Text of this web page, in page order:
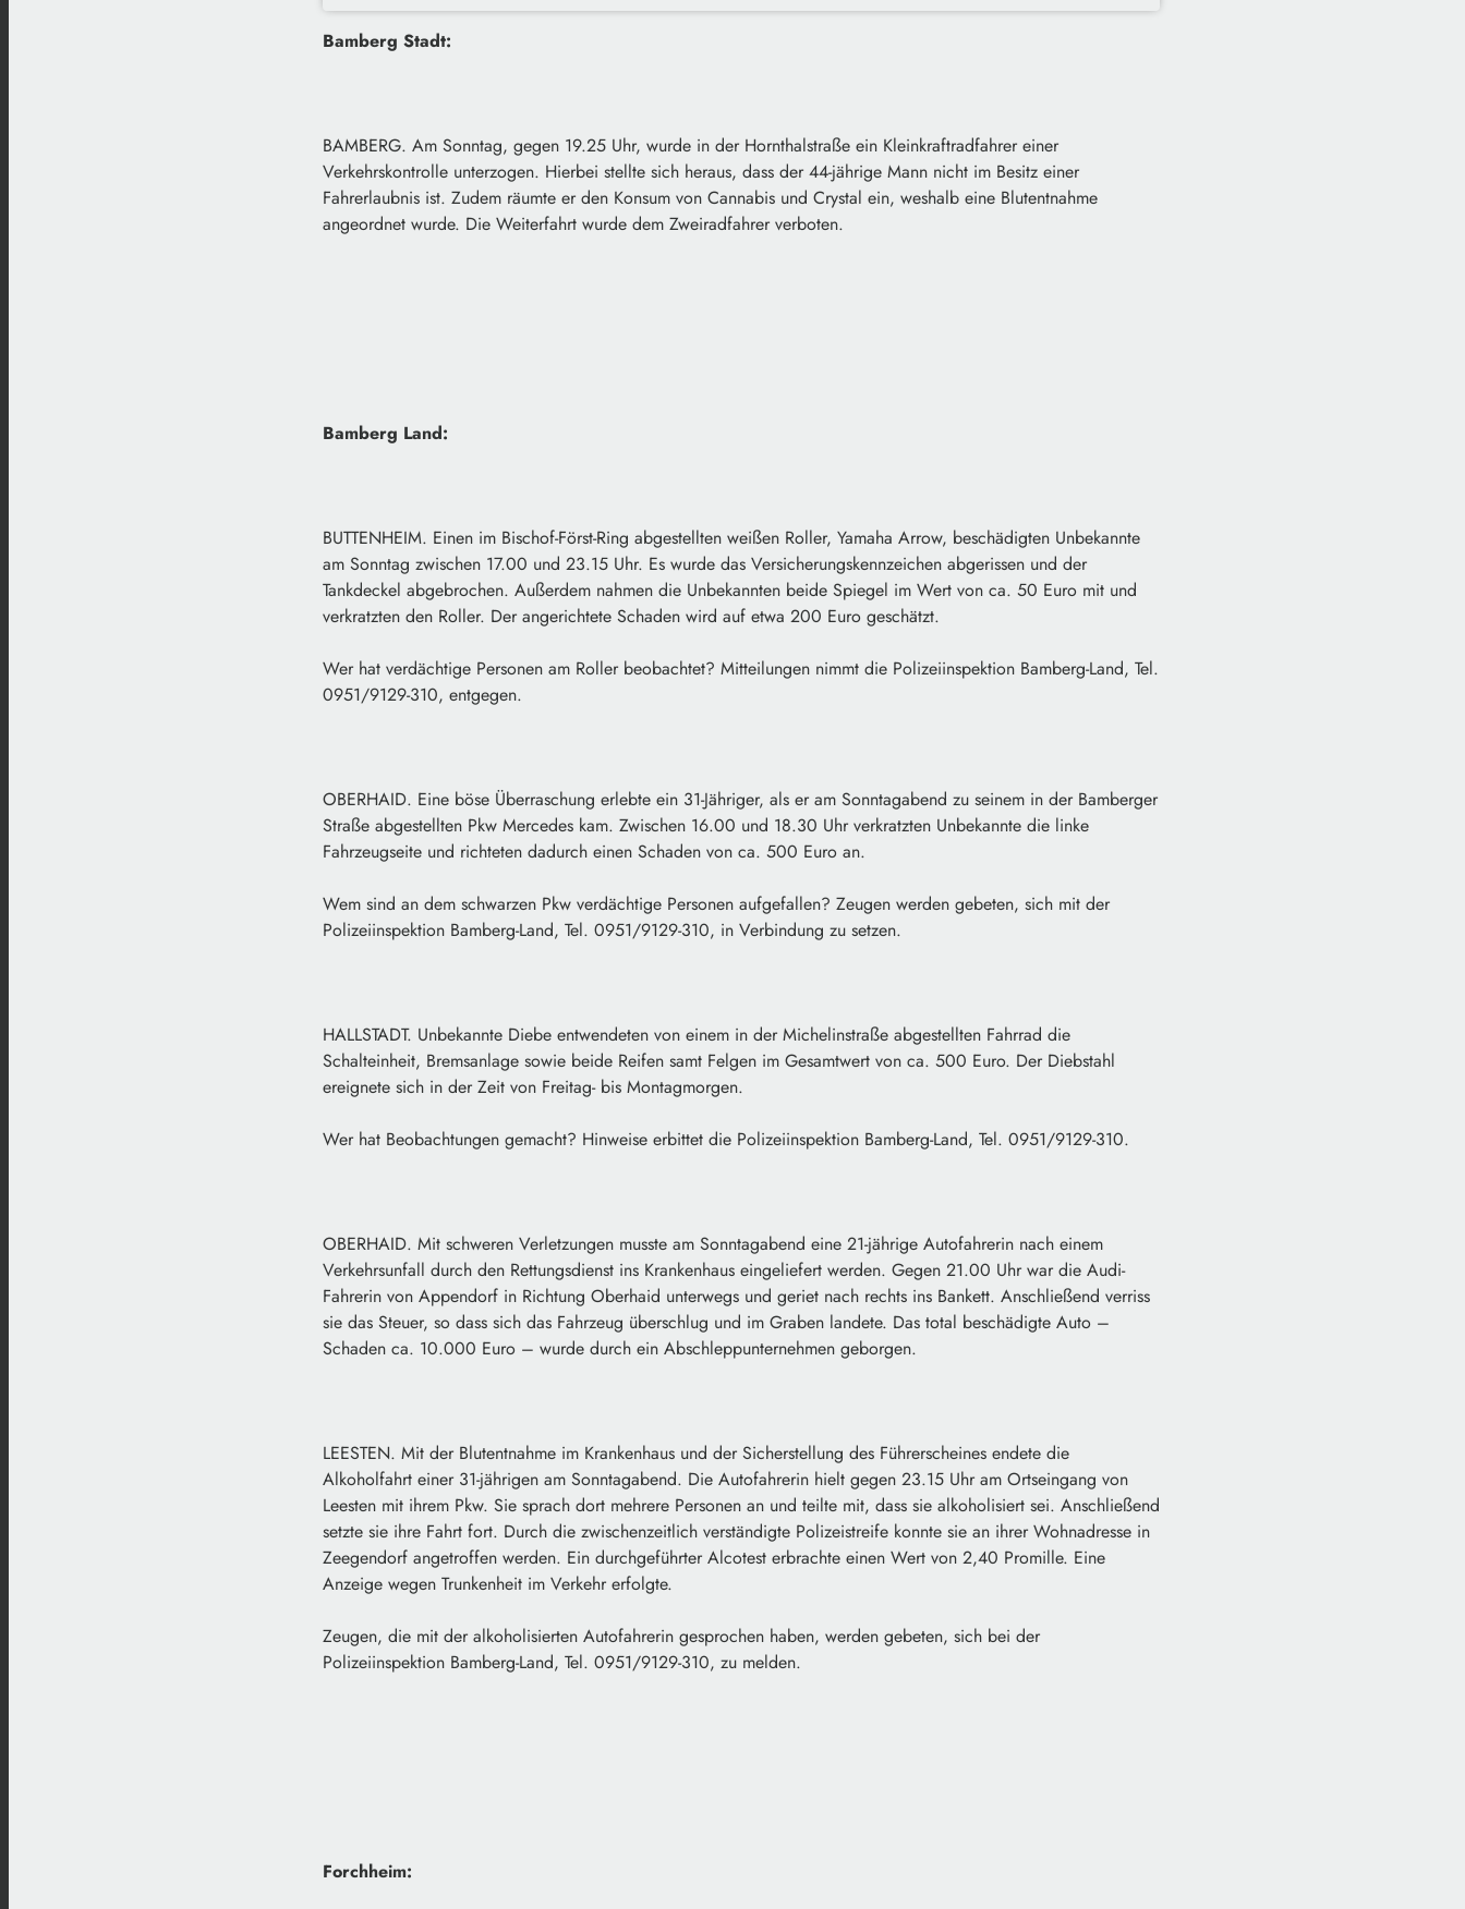
Bamberg Stadt:
BAMBERG. Am Sonntag, gegen 19.25 Uhr, wurde in der Hornthalstraße ein Kleinkraftradfahrer einer
Verkehrskontrolle unterzogen. Hierbei stellte sich heraus, dass der 44-jährige Mann nicht im Besitz einer
Fahrerlaubnis ist. Zudem räumte er den Konsum von Cannabis und Crystal ein, weshalb eine Blutentnahme
angeordnet wurde. Die Weiterfahrt wurde dem Zweiradfahrer verboten.
Bamberg Land:
BUTTENHEIM. Einen im Bischof-Först-Ring abgestellten weißen Roller, Yamaha Arrow, beschädigten Unbekannte
am Sonntag zwischen 17.00 und 23.15 Uhr. Es wurde das Versicherungskennzeichen abgerissen und der
Tankdeckel abgebrochen. Außerdem nahmen die Unbekannten beide Spiegel im Wert von ca. 50 Euro mit und
verkratzten den Roller. Der angerichtete Schaden wird auf etwa 200 Euro geschätzt.
Wer hat verdächtige Personen am Roller beobachtet? Mitteilungen nimmt die Polizeiinspektion Bamberg-Land, Tel.
0951/9129-310, entgegen.
OBERHAID. Eine böse Überraschung erlebte ein 31-Jähriger, als er am Sonntagabend zu seinem in der Bamberger
Straße abgestellten Pkw Mercedes kam. Zwischen 16.00 und 18.30 Uhr verkratzten Unbekannte die linke
Fahrzeugseite und richteten dadurch einen Schaden von ca. 500 Euro an.
Wem sind an dem schwarzen Pkw verdächtige Personen aufgefallen? Zeugen werden gebeten, sich mit der
Polizeiinspektion Bamberg-Land, Tel. 0951/9129-310, in Verbindung zu setzen.
HALLSTADT. Unbekannte Diebe entwendeten von einem in der Michelinstraße abgestellten Fahrrad die
Schalteinheit, Bremsanlage sowie beide Reifen samt Felgen im Gesamtwert von ca. 500 Euro. Der Diebstahl
ereignete sich in der Zeit von Freitag- bis Montagmorgen.
Wer hat Beobachtungen gemacht? Hinweise erbittet die Polizeiinspektion Bamberg-Land, Tel. 0951/9129-310.
OBERHAID. Mit schweren Verletzungen musste am Sonntagabend eine 21-jährige Autofahrerin nach einem
Verkehrsunfall durch den Rettungsdienst ins Krankenhaus eingeliefert werden. Gegen 21.00 Uhr war die Audi-
Fahrerin von Appendorf in Richtung Oberhaid unterwegs und geriet nach rechts ins Bankett. Anschließend verriss
sie das Steuer, so dass sich das Fahrzeug überschlug und im Graben landete. Das total beschädigte Auto –
Schaden ca. 10.000 Euro – wurde durch ein Abschleppunternehmen geborgen.
LEESTEN. Mit der Blutentnahme im Krankenhaus und der Sicherstellung des Führerscheines endete die
Alkoholfahrt einer 31-jährigen am Sonntagabend. Die Autofahrerin hielt gegen 23.15 Uhr am Ortseingang von
Leesten mit ihrem Pkw. Sie sprach dort mehrere Personen an und teilte mit, dass sie alkoholisiert sei. Anschließend
setzte sie ihre Fahrt fort. Durch die zwischenzeitlich verständigte Polizeistreife konnte sie an ihrer Wohnadresse in
Zeegendorf angetroffen werden. Ein durchgeführter Alcotest erbrachte einen Wert von 2,40 Promille. Eine
Anzeige wegen Trunkenheit im Verkehr erfolgte.
Zeugen, die mit der alkoholisierten Autofahrerin gesprochen haben, werden gebeten, sich bei der
Polizeiinspektion Bamberg-Land, Tel. 0951/9129-310, zu melden.
Forchheim: